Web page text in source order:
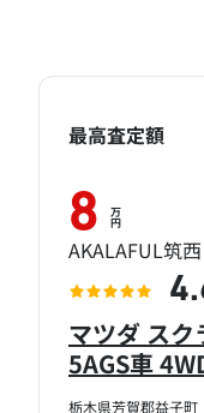
栃木県芳賀郡益子町
マツダ スク
5AGS車
最高査定額
8 万
円
AKALAFUL筑西